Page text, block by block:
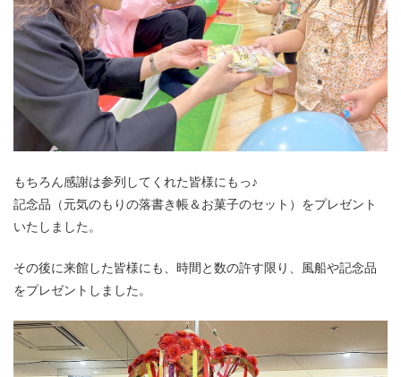
もちろん感謝は参列してくれた皆様にもっ♪
記念品（元気のもりの落書き帳＆お菓子のセット）をプレゼント
いたしました。
その後に来館した皆様にも、時間と数の許す限り、風船や記念品
をプレゼントしました。